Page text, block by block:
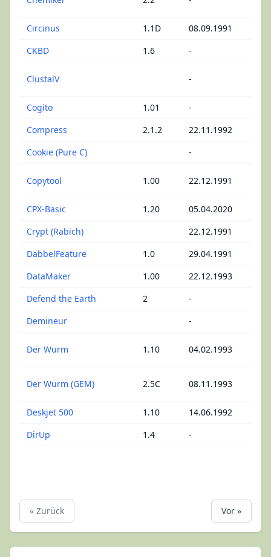
Circinus
1.1D 08.09.1991
CKBD
1.6 -
ClustalV -
Cogito
1.01 -
Compress
2.1.2 22.11.1992
Cookie (Pure C)
-
Copytool 1.00 22.12.1991
CPX-Basic
1.20 05.04.2020
Crypt (Rabich)
22.12.1991
DabbelFeature
1.0 29.04.1991
DataMaker
1.00 22.12.1993
Defend the Earth
2 -
Demineur
-
Der Wurm 1.10 04.02.1993
Der Wurm (GEM) 2.5C 08.11.1993
Deskjet 500
1.10 14.06.1992
DirUp
1.4 -
« Zurück Vor »